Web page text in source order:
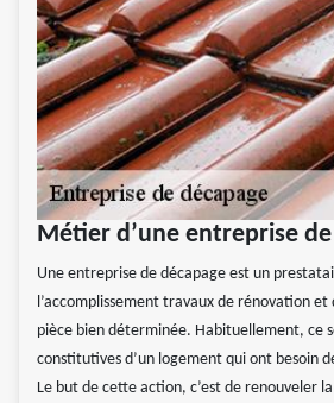
Métier d’une entreprise
Une entreprise de décapage est un
l’accomplissement travaux de rénovation et
pièce bien déterminée. Habituellement, ce
constitutives d’un logement qui ont besoin
Le but de cette action, c’est de renouveler